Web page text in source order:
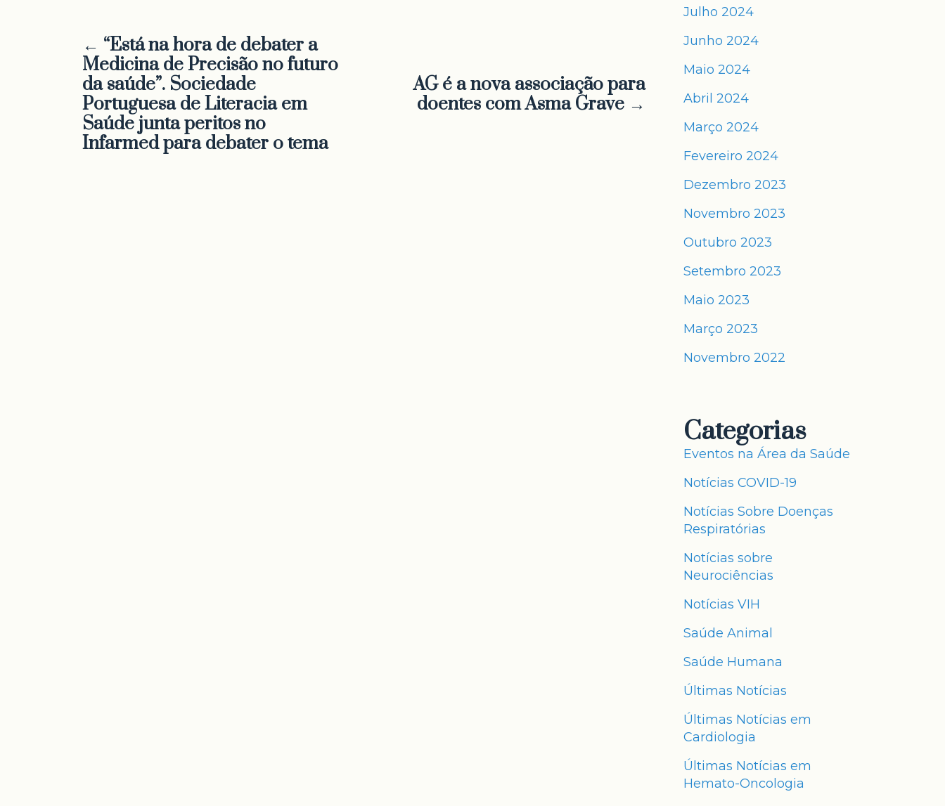
← “Está na hora de debater a
Medicina de Precisão no futuro
da saúde”. Sociedade
Portuguesa de Literacia em
Saúde junta peritos no
Infarmed para debater o tema
AG é a nova associação para
doentes com Asma Grave →
Julho 2024
Junho 2024
Maio 2024
Abril 2024
Março 2024
Fevereiro 2024
Dezembro 2023
Novembro 2023
Outubro 2023
Setembro 2023
Maio 2023
Março 2023
Novembro 2022
Categorias
Eventos na Área da Saúde
Notícias COVID-19
Notícias Sobre Doenças
Respiratórias
Notícias sobre
Neurociências
Notícias VIH
Saúde Animal
Saúde Humana
Últimas Notícias
Últimas Notícias em
Cardiologia
Últimas Notícias em
Hemato-Oncologia